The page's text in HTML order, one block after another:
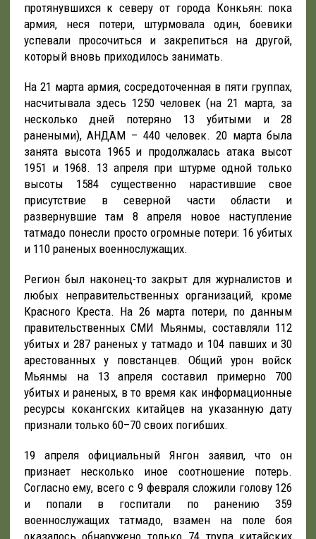
протянувшихся к северу от города Конкьян: пока
армия, неся потери, штурмовала один, боевики
успевали просочиться и закрепиться на другой,
который вновь приходилось занимать.
На 21 марта армия, сосредоточенная в пяти группах,
насчитывала здесь 1250 человек (на 21 марта, за
несколько дней потеряно 13 убитыми и 28
ранеными), АНДАМ – 440 человек. 20 марта была
занята высота 1965 и продолжалась атака высот
1951 и 1968. 13 апреля при штурме одной только
высоты 1584 существенно нарастившие свое
присутствие в северной части области и
развернувшие там 8 апреля новое наступление
татмадо понесли просто огромные потери: 16 убитых
и 110 раненых военнослужащих.
Регион был наконец-то закрыт для журналистов и
любых неправительственных организаций, кроме
Красного Креста. На 26 марта потери, по данным
правительственных СМИ Мьянмы, составляли 112
убитых и 287 раненых у татмадо и 104 павших и 30
арестованных у повстанцев. Общий урон войск
Мьянмы на 13 апреля составил примерно 700
убитых и раненых, в то время как информационные
ресурсы кокангских китайцев на указанную дату
признали только 60–70 своих погибших.
19 апреля официальный Янгон заявил, что он
признает несколько иное соотношение потерь.
Согласно ему, всего с 9 февраля сложили голову 126
и попали в госпитали по ранению 359
военнослужащих татмадо, взамен на поле боя